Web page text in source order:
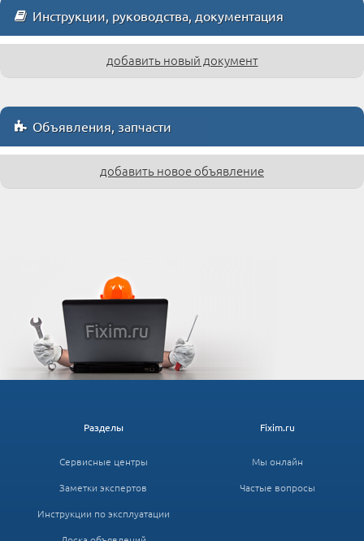
Инструкции, руководства, документация
добавить новый документ
Объявления, запчасти
добавить новое объявление
Fixim.ru
Мы онлайн
Частые вопросы
Разделы
Сервисные центры
Заметки экспертов
Инструкции по эксплуатации